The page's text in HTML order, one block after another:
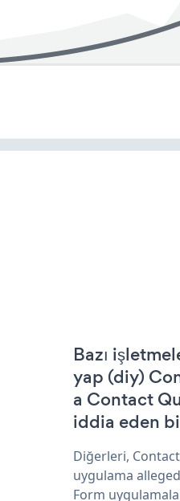
Bazı
yap (diy)
a Contact
iddia eden
Diğerleri,
uygulama
Form